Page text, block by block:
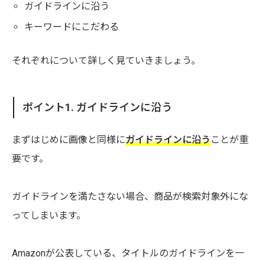
ガイドラインに沿う
キーワードにこだわる
それぞれについて詳しく見ていきましょう。
ポイント1. ガイドラインに沿う
まずはじめに画像と同様にガイドラインに沿うことが重
要です。
ガイドラインを満たさない場合、商品が検索対象外にな
ってしまいます。
Amazonが公表している、タイトルのガイドラインを一